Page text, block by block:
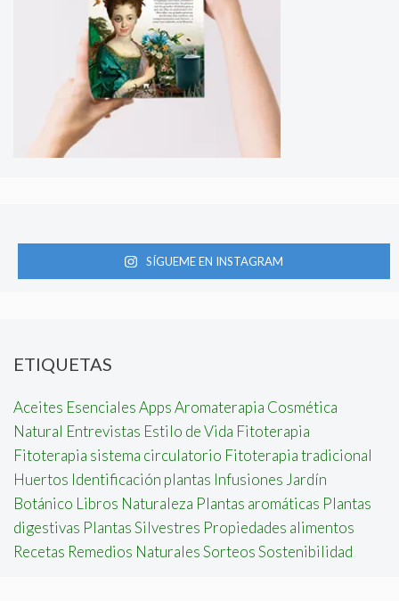
SÍGUEME EN INSTAGRAM
ETIQUETAS
Aceites EsencialesAppsAromaterapia Cosmética
Natural Entrevistas Estilo de Vida Fitoterapia
Fitoterapia sistema circulatorio Fitoterapia tradicional
Huertos Identificación plantas Infusiones Jardín
Botánico Libros Naturaleza Plantas aromáticas Plantas
digestivas Plantas Silvestres Propiedades alimentos
Recetas Remedios NaturalesSorteosSostenibilidad